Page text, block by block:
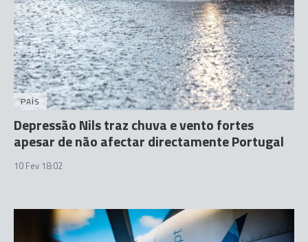
PAÍS
Depressão Nils traz chuva e vento fortes
apesar de não afectar directamente Portugal
10 Fev 18:02